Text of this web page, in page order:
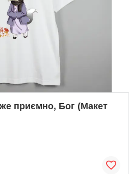
приємно, Бог (Макет